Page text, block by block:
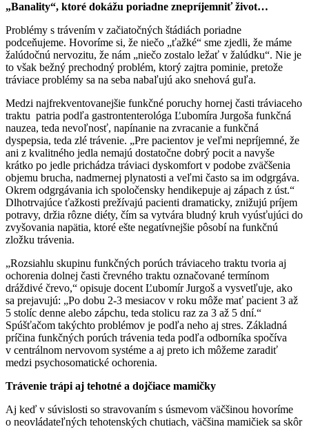
„Banality“, ktoré dokážu poriadne znepríjemniť život…
Problémy s trávením v začiatočných štádiách poriadne
podceňujeme. Hovoríme si, že niečo „ťažké“ sme zjedli, že máme
žalúdočnú nervozitu, že nám „niečo zostalo ležať v žalúdku“. Nie je
to však bežný prechodný problém, ktorý zajtra pominie, pretože
tráviace problémy sa na seba nabaľujú ako snehová guľa.
Medzi najfrekventovanejšie funkčné poruchy hornej časti tráviaceho
traktu patria podľa gastrontenterológa Ľubomíra Jurgoša funkčná
nauzea, teda nevoľnosť, napínanie na zvracanie a funkčná
dyspepsia, teda zlé trávenie. „Pre pacientov je veľmi nepríjemné, že
ani z kvalitného jedla nemajú dostatočne dobrý pocit a navyše
krátko po jedle prichádza tráviaci dyskomfort v podobe zväčšenia
objemu brucha, nadmernej plynatosti a veľmi často sa im odgrgáva.
Okrem odgrgávania ich spoločensky hendikepuje aj zápach z úst.“
Dlhotrvajúce ťažkosti prežívajú pacienti dramaticky, znižujú príjem
potravy, držia rôzne diéty, čím sa vytvára bludný kruh vyúsťujúci do
zvyšovania napätia, ktoré ešte negatívnejšie pôsobí na funkčnú
zložku trávenia.
„Rozsiahlu skupinu funkčných porúch tráviaceho traktu tvoria aj
ochorenia dolnej časti črevného traktu označované termínom
dráždivé črevo,“ opisuje docent Ľubomír Jurgoš a vysvetľuje, ako
sa prejavujú: „Po dobu 2-3 mesiacov v roku môže mať pacient 3 až
5 stolíc denne alebo zápchu, teda stolicu raz za 3 až 5 dní.“
Spúšťačom takýchto problémov je podľa neho aj stres. Základná
príčina funkčných porúch trávenia teda podľa odborníka spočíva
v centrálnom nervovom systéme a aj preto ich môžeme zaradiť
medzi psychosomatické ochorenia.
Trávenie trápi aj tehotné a dojčiace mamičky
Aj keď v súvislosti so stravovaním s úsmevom väčšinou hovoríme
o neovládateľných tehotenských chutiach, väčšina mamičiek sa skôr